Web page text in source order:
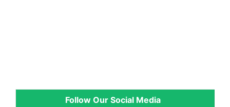
Follow Our Social Media